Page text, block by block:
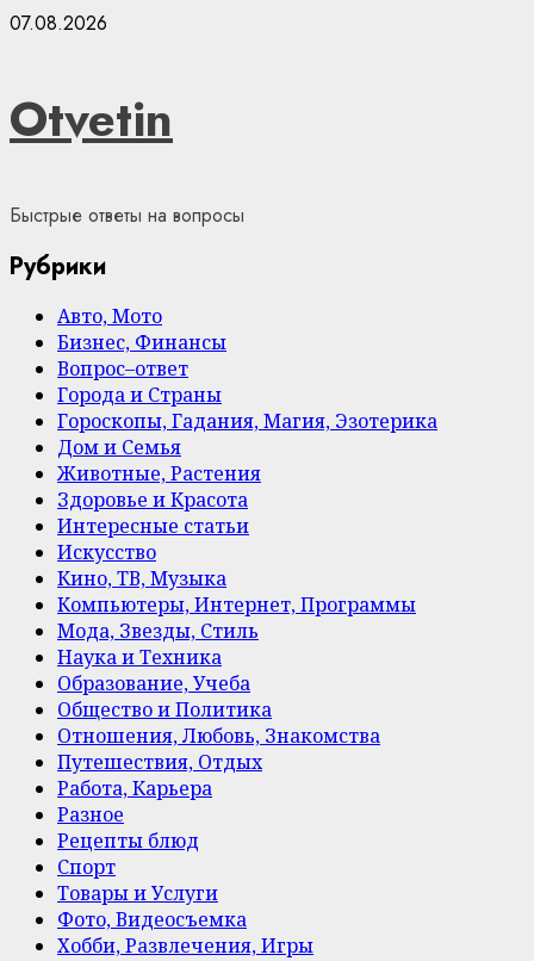
Skip
07.08.2026
Otvetin
Быстрые ответы на вопросы
Рубрики
Авто, Мото
Бизнес, Финансы
Вопрос–ответ
Города и Страны
Гороскопы, Гадания, Магия, Эзотерика
Дом и Семья
Животные, Растения
Здоровье и Красота
Интересные статьи
Искусство
Кино, ТВ, Музыка
Компьютеры, Интернет, Программы
Мода, Звезды, Стиль
Наука и Техника
Образование, Учеба
Общество и Политика
Отношения, Любовь, Знакомства
Путешествия, Отдых
Работа, Карьера
Разное
Рецепты блюд
Спорт
Товары и Услуги
Фото, Видеосъемка
Хобби, Развлечения, Игры